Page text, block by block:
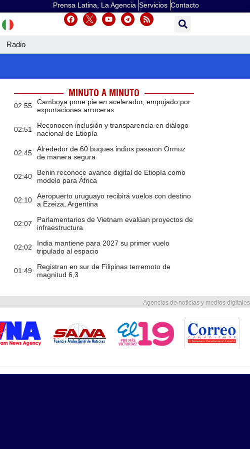
Prensa Latina, La Agencia Servicios Contacto
Radio
MINUTO A MINUTO
02:55
Camboya pone pie en acelerador, empujado por
exportaciones arroceras
02:51
Reconocen inclusión y transparencia en diálogo
nacional de Etiopía
02:45
Alrededor de 60 buques indios pasaron Ormuz
de manera segura
02:40
Benin reconoce avance digital de Etiopía como
modelo para África
02:10
Aeropuerto uruguayo recibirá vuelos con destino
a Ezeiza, Argentina
02:07
Parlamentarios de Vietnam evalúan proyectos de
infraestructura
02:02
India mantiene para 2027 su primer vuelo
tripulado al espacio
01:49
Registran en sur de Filipinas terremoto de
magnitud 6,3
Agencias de noticias y medios digitales